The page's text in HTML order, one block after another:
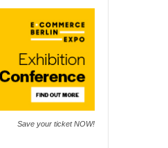
Save your ticket NOW!